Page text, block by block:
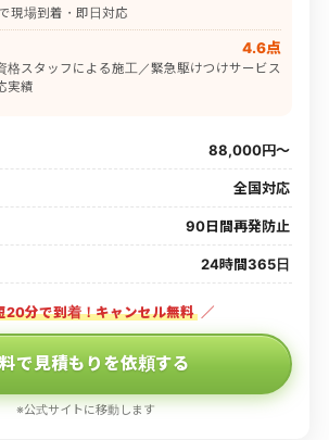
現場到着・即日対応
4.6点
格スタッフによる施工／緊急駆けつけサービス
実績
88,000円〜
全国対応
90日間再発防止
24時間365日
20分で到着！キャンセル無料 ／
で見積もりを依頼する
※公式サイトに移動します